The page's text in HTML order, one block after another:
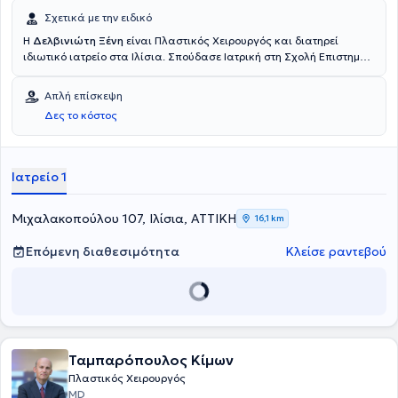
Σχετικά με την ειδικό
Η Δελβινιώτη Ξένη είναι Πλαστικός Χειρουργός και διατηρεί
ιδιωτικό ιατρείο στα Ιλίσια. Σπούδασε Ιατρική στη Σχολή Επιστημών
τίτλο ειδικότητας στην Πλαστική, Επανορθωτική και Αισθητική
Χειρουργική από τον Ιατρικό Σύλλογο του Βερολίνου. Ειδικεύτηκε
και εργάστηκε σε κλινικές της Γερμανίας, όπου απέκτησε αξιόλογη
κλινική εμπειρία και κατάρτιση. Τέλος, εξειδικεύεται στη
καθώς και στα fillers.
Απλή επίσκεψη
Δες το κόστος
Ιατρείο 1
Μιχαλακοπούλου 107, Ιλίσια, ΑΤΤΙΚΗ 16,1 km
Επόμενη διαθεσιμότητα Κλείσε ραντεβού
Ταμπαρόπουλος Κίμων
Πλαστικός Χειρουργός
MD